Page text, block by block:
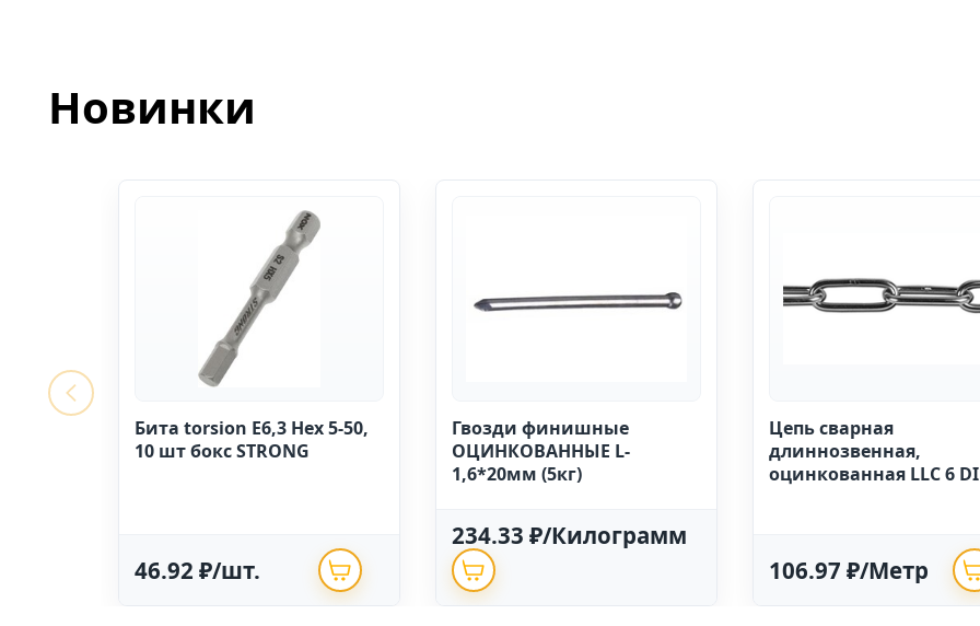
Новинки
Бита torsion E6,3 Hex 5-50,
10 шт бокс STRONG
46.92 ₽/шт.
Гвозди финишные
ОЦИНКОВАННЫЕ L-
1,6*20мм (5кг)
234.33 ₽/Килограмм
Цепь сварная
длиннозвенная,
оцинкованная LLC 6
106.97 ₽/Метр